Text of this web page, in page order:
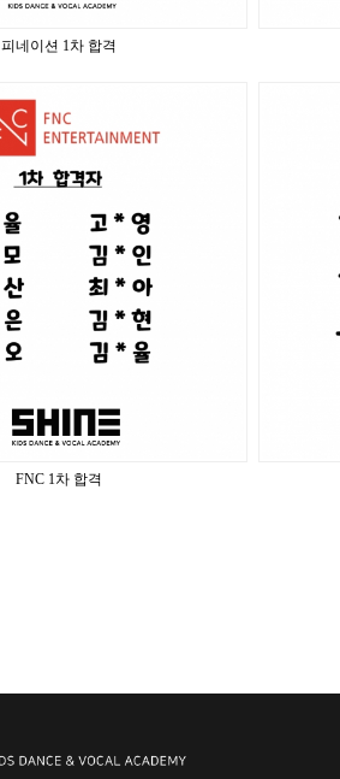
피네이션 1차 합격
FNC 1차 합격